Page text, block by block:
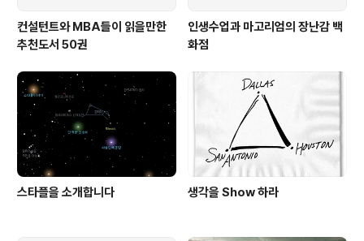
컨설턴트와 MBA들이 읽을만한
추천도서 50권
인생수업과 마고리엄의 장난감 백
화점
스타플을 소개합니다 생각을 Show 하라